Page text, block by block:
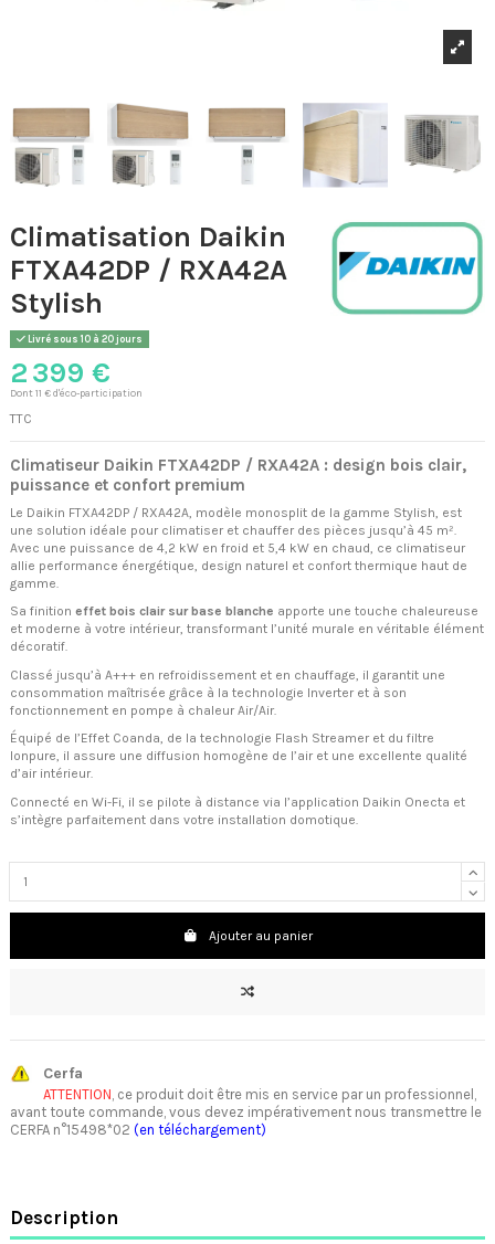
Climatisation Daikin
FTXA42DP / RXA42A
Stylish
Livré sous 10 à 20 jours
2 399 €
Dont 11 € d'éco-participation
TTC
Climatiseur Daikin FTXA42DP / RXA42A : design bois clair,
puissance et confort premium
Le Daikin FTXA42DP / RXA42A, modèle monosplit de la gamme Stylish, est
une solution idéale pour climatiser et chauffer des pièces jusqu’à 45 m².
Avec une puissance de 4,2 kW en froid et 5,4 kW en chaud, ce climatiseur
allie performance énergétique, design naturel et confort thermique haut de
gamme.
Sa finition effet bois clair sur base blanche apporte une touche chaleureuse
et moderne à votre intérieur, transformant l’unité murale en véritable élément
décoratif.
Classé jusqu’à A+++ en refroidissement et en chauffage, il garantit une
consommation maîtrisée grâce à la technologie Inverter et à son
fonctionnement en pompe à chaleur Air/Air.
Équipé de l’Effet Coanda, de la technologie Flash Streamer et du filtre
Ionpure, il assure une diffusion homogène de l’air et une excellente qualité
d’air intérieur.
Connecté en Wi-Fi, il se pilote à distance via l’application Daikin Onecta et
s’intègre parfaitement dans votre installation domotique.
Ajouter au panier
Cerfa
ATTENTION , ce produit doit être mis en service par un professionnel,
avant toute commande, vous devez impérativement nous transmettre le
CERFA n°15498*02 (en téléchargement)
Description